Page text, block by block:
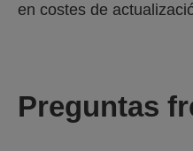
en costes de
Preguntas